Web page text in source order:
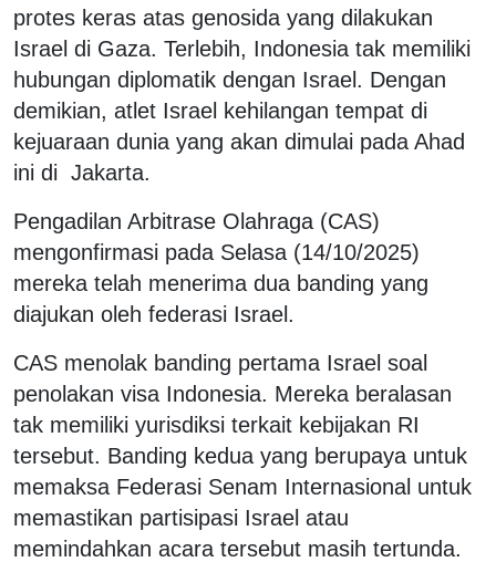
protes keras atas genosida yang dilakukan
Israel di Gaza. Terlebih, Indonesia tak memiliki
hubungan diplomatik dengan Israel. Dengan
demikian, atlet Israel kehilangan tempat di
kejuaraan dunia yang akan dimulai pada Ahad
ini di Jakarta.
Pengadilan Arbitrase Olahraga (CAS)
mengonfirmasi pada Selasa (14/10/2025)
mereka telah menerima dua banding yang
diajukan oleh federasi Israel.
CAS menolak banding pertama Israel soal
penolakan visa Indonesia. Mereka beralasan
tak memiliki yurisdiksi terkait kebijakan RI
tersebut. Banding kedua yang berupaya untuk
memaksa Federasi Senam Internasional untuk
memastikan partisipasi Israel atau
memindahkan acara tersebut masih tertunda.